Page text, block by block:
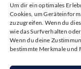
Um dir ein optimales
Cookies, um
zuzugreifen. Wenn du
wie das Surfverhalten
Wenn du deine
bestimmte Merkmale